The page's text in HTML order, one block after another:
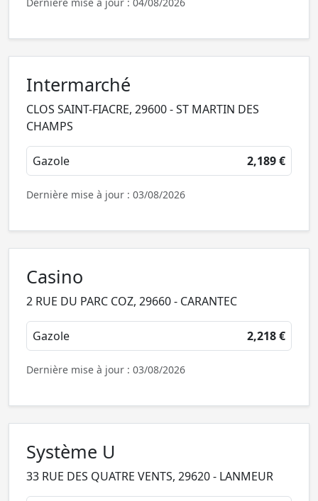
Intermarché
CLOS SAINT-FIACRE, 29600 - ST MARTIN DES
CHAMPS
Gazole 2,189 €
Dernière mise à jour : 03/08/2026
Casino
2 RUE DU PARC COZ, 29660 - CARANTEC
Gazole 2,218 €
Dernière mise à jour : 03/08/2026
Système U
33 RUE DES QUATRE VENTS, 29620 - LANMEUR